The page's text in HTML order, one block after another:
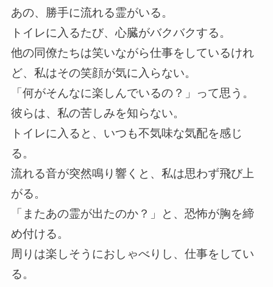
あの、勝手に流れる霊がいる。
トイレに入るたび、心臓がバクバクする。
他の同僚たちは笑いながら仕事をしているけれ
ど、私はその笑顔が気に入らない。
「何がそんなに楽しんでいるの？」って思う。
彼らは、私の苦しみを知らない。
トイレに入ると、いつも不気味な気配を感じ
る。
流れる音が突然鳴り響くと、私は思わず飛び上
がる。
「またあの霊が出たのか？」と、恐怖が胸を締
め付ける。
周りは楽しそうにおしゃべりし、仕事をしてい
る。